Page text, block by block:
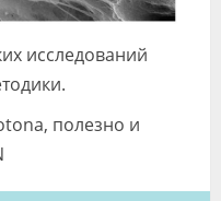
исследований
полезно и